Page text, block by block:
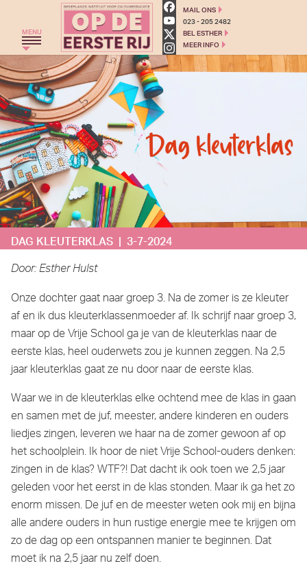
MENU
HOME
THEATERGROEP ZWERM
TRAJECT C
THEATERCHALLENGE
MONKEYSPOOM
PRIMAIR ONDERWIJS
VOORTGEZET ONDERWIJS
AGENDA
BLOG
OVER ONS
MAIL ONS
023 - 205 2482
BEL ESTHER
MEER INFO
DAG KLEUTERKLAS | 3-7-2024
Door: Esther Hulst
Onze dochter gaat naar groep 3. Na de zomer is ze kleuter
af en ik dus kleuterklassenmoeder af. Ik schrijf naar groep 3,
maar op de Vrije School ga je van de kleuterklas naar de
eerste klas, heel ouderwets zou je kunnen zeggen. Na 2,5
jaar kleuterklas gaat ze nu door naar de eerste klas.
Waar we in de kleuterklas elke ochtend mee de klas in gaan
en samen met de juf, meester, andere kinderen en ouders
liedjes zingen, leveren we haar na de zomer gewoon af op
het schoolplein. Ik hoor de niet Vrije School-ouders denken:
zingen in de klas? WTF?! Dat dacht ik ook toen we 2,5 jaar
geleden voor het eerst in de klas stonden. Maar ik ga het zo
enorm missen. De juf en de meester weten ook mij en bijna
alle andere ouders in hun rustige energie mee te krijgen om
zo de dag op een ontspannen manier te beginnen. Dat
moet ik na 2,5 jaar nu zelf doen.